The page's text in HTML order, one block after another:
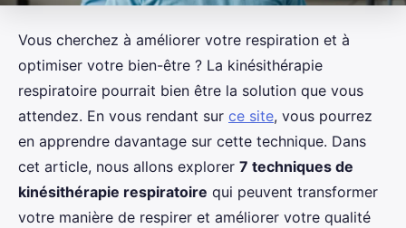
Vous cherchez à améliorer votre respiration et à
optimiser votre bien-être ? La kinésithérapie
respiratoire pourrait bien être la solution que vous
attendez. En vous rendant sur ce site, vous pourrez
en apprendre davantage sur cette technique. Dans
cet article, nous allons explorer 7 techniques de
kinésithérapie respiratoire qui peuvent transformer
votre manière de respirer et améliorer votre qualité